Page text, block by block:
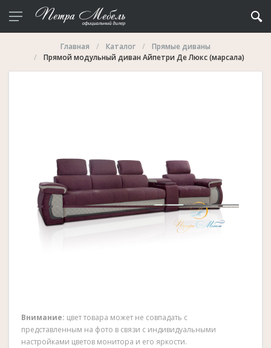
Главная Каталог
Прямые диваны
Прямой модульный диван Айпетри Де Люкс (марсала)
Внимание: цвет товара может не совпадать с
представленным на фото в связи с индивидуальными
настройками цветов монитора и его яркости.